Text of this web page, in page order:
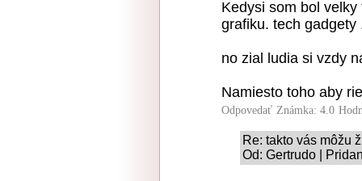
Kedysi som bol
grafiku. tech gadgety
no zial ludia si vzdy
Namiesto toho aby
Odpovedať Známka: 4.0
Re: takto vás môžu
Od: Gertrudo |